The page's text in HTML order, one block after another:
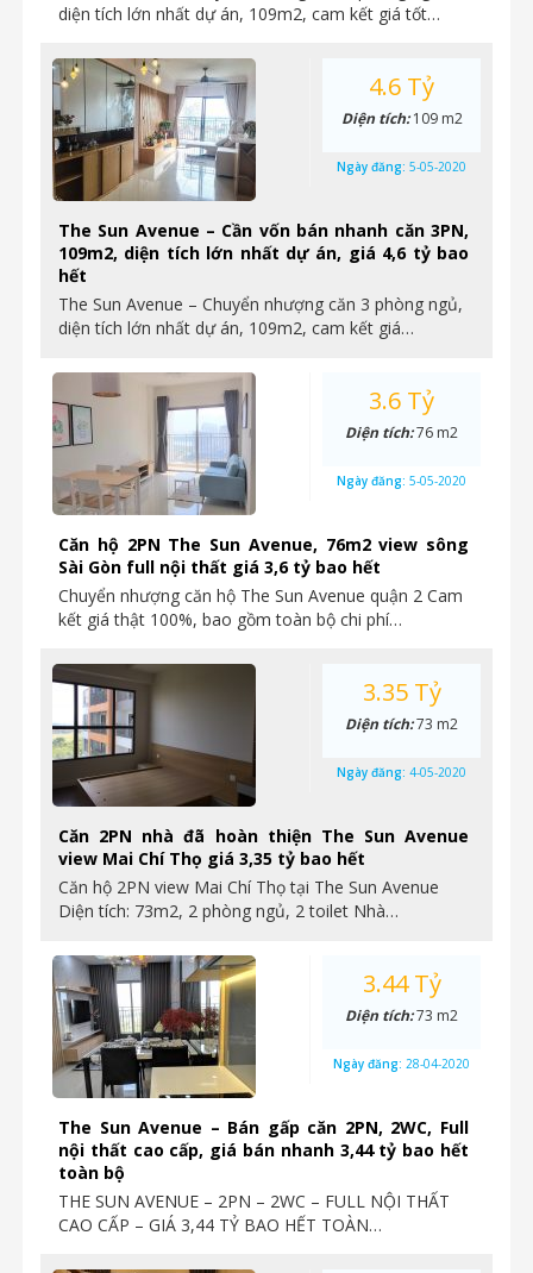
diện tích lớn nhất dự án, 109m2, cam kết giá tốt…
The Sun Avenue – Cần vốn bán nhanh căn 3PN,
109m2, diện tích lớn nhất dự án, giá 4,6 tỷ bao
hết
The Sun Avenue – Chuyển nhượng căn 3 phòng ngủ,
diện tích lớn nhất dự án, 109m2, cam kết giá…
4.6 Tỷ
Diện tích:109 m2
Ngày đăng: 5-05-2020
Căn hộ 2PN The Sun Avenue, 76m2 view sông
Sài Gòn full nội thất giá 3,6 tỷ bao hết
Chuyển nhượng căn hộ The Sun Avenue quận 2 Cam
kết giá thật 100%, bao gồm toàn bộ chi phí…
3.6 Tỷ
Diện tích:76 m2
Ngày đăng: 5-05-2020
Căn 2PN nhà đã hoàn thiện The Sun Avenue
view Mai Chí Thọ giá 3,35 tỷ bao hết
Căn hộ 2PN view Mai Chí Thọ tại The Sun Avenue
Diện tích: 73m2, 2 phòng ngủ, 2 toilet Nhà…
3.35 Tỷ
Diện tích:73 m2
Ngày đăng: 4-05-2020
The Sun Avenue – Bán gấp căn 2PN, 2WC, Full
nội thất cao cấp, giá bán nhanh 3,44 tỷ bao hết
toàn bộ
THE SUN AVENUE – 2PN – 2WC – FULL NỘI THẤT
CAO CẤP – GIÁ 3,44 TỶ BAO HẾT TOÀN…
3.44 Tỷ
Diện tích:73 m2
Ngày đăng: 28-04-2020